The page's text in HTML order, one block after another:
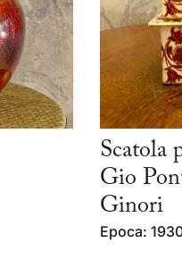
Scatola
Gio
Ginori
Epoca: